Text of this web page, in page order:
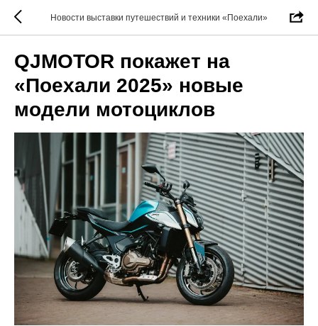
Новости выставки путешествий и техники «Поехали»
QJMOTOR покажет на
«Поехали 2025» новые
модели мотоциклов